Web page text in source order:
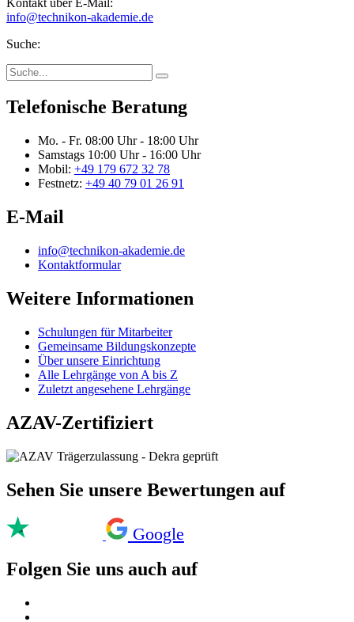
Kontakt über E-Mail:
info@technikon-akademie.de
Suche:
Telefonische Beratung
Mo. - Fr. 08:00 Uhr - 18:00 Uhr
Samstags 10:00 Uhr - 16:00 Uhr
Mobil: +49 179 672 32 78
Festnetz: +49 40 79 01 26 91
E-Mail
info@technikon-akademie.de
Kontaktformular
Weitere Informationen
Schulungen für Mitarbeiter
Gemeinsame Bildungskonzepte
Über unsere Einrichtung
Alle Lehrgänge von A bis Z
Zuletzt angesehene Lehrgänge
AZAV-Zertifiziert
Sehen Sie unsere Bewertungen auf
Google
Folgen Sie uns auch auf